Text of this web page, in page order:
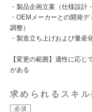
・製品企画立案（仕様設計
・OEMメーカーとの開発
調整）
・製造立ち上げおよび量
【変更の範囲】適性に応
がある
求められるスキル
必須